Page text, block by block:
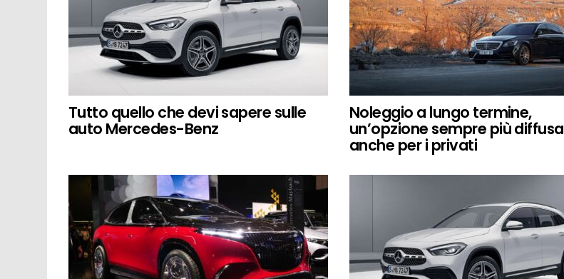
Tutto quello che devi sapere sulle
auto Mercedes-Benz
Noleggio a lungo termine,
un’opzione sempre più diffusa
anche per i privati